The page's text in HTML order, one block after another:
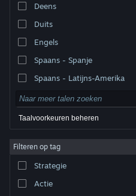
© Valve Corporation. Alle rechten
handelsmerken zijn eigendom van hun
Privacybeleid|Juridische informatie
Toegankelijkheid
|
Terugbetalingen
Deens
Duits
Engels
Spaans - Spanje
Spaans - Latijns-Amerika
Taalvoorkeuren beheren
Filteren op tag
Strategie
Actie